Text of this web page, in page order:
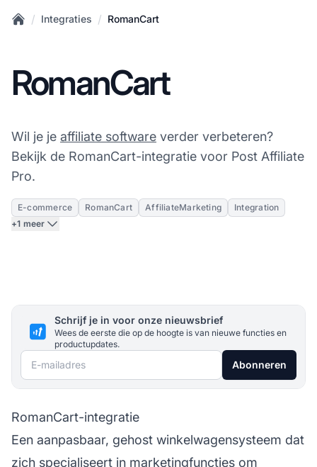
/ Integraties / RomanCart
RomanCart
Wil je je affiliate software verder verbeteren?
Bekijk de RomanCart-integratie voor Post Affiliate
Pro.
E-commerce RomanCart AffiliateMarketing
Integration
+1 meer
Schrijf je in voor onze nieuwsbrief
Wees de eerste die op de hoogte is van nieuwe functies en
productupdates.
E-mailadres Abonneren
RomanCart-integratie
Een aanpasbaar, gehost winkelwagensysteem dat
zich specialiseert in marketingfuncties om